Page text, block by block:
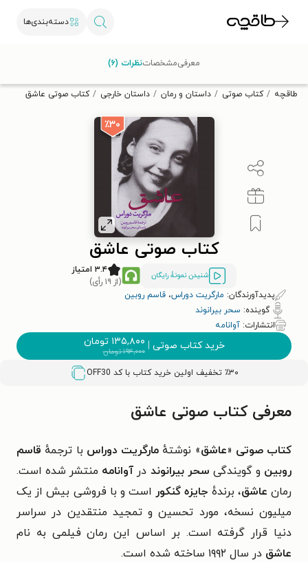
دسته‌بندی‌ها
تخفیف از طاقچه دریافت کن.
طاقچه کتاب صوتی داستان و رمان داستان خارجی کتاب صوتی عاشق
٪۳۰
کتاب صوتی عاشق
شنیدن نمونۀ رایگان
۳.۴ امتیاز
(از ۱۹ رأی)
پدیدآورندگان: مارگریت دوراس، قاسم روبین
گوینده: سحر بیرانوند
انتشارات: آوانامه
خرید کتاب صوتی | ۱۳۵,۸۰۰ تومان
۱۹۴,۰۰۰تومان
٪۳۰ تخفیف اولین خرید کتاب با کد OFF30
معرفیمشخصاتنظرات (۶)
معرفی کتاب صوتی عاشق
کتاب صوتی «عاشق» نوشتهٔ مارگریت دوراس با ترجمهٔ قاسم
روبین و گویندگی سحر بیرانوند در آوانامه منتشر شده است.
رمان عاشق، برندهٔ جایزه گنکور است و با فروشی بیش از یک
میلیون نسخه، مورد تحسین و تمجید منتقدین در سراسر
دنیا قرار گرفته است. بر اساس این رمان فیلمی به نام
عاشق در سال ۱۹۹۲ ساخته شده است.